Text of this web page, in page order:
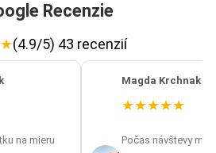
Recenzie
★(4.9/5) 43 recenzií
na mieru
Magda
★★★★★
Počas návštevy